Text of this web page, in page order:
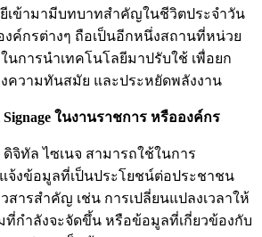
เข้ามามีบทบาทสำคัญในชีวิตประจำวัน
ค์กรต่างๆ ถือเป็นอีกหนึ่งสถานที่หน่วย
นการนำเทคโนโลยีมาปรับใช้ เพื่อยก
ความทันสมัย และประหยัดพลังงาน
ในงานราชการ หรือองค์กร
ดิจิทัล ไซเนจ สามารถใช้ในการ
จ้งข้อมูลที่เป็นประโยชน์ต่อประชาชน
สารสำคัญ เช่น การเปลี่ยนแปลงเวลาให้
ที่กำลังจะจัดขึ้น หรือข้อมูลที่เกี่ยวข้องกับ